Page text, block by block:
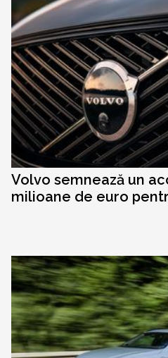
Volvo semnează un
milioane de euro